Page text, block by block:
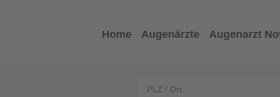
Home Augenärzte Augenarzt